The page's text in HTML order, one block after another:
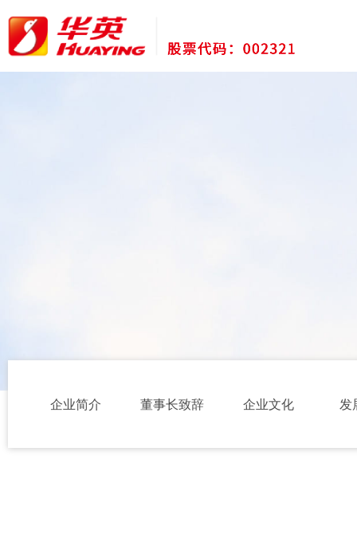
企业简介 董事长致辞 企业文化 发